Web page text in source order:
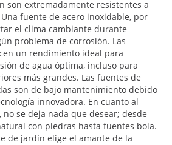
son extremadamente resistentes a
fuente de acero inoxidable, por
el clima cambiante durante
problema de corrosión. Las
un rendimiento ideal para
de agua óptima, incluso para
más grandes. Las fuentes de
son de bajo mantenimiento debido
innovadora. En cuanto al
se deja nada que desear; desde
con piedras hasta fuentes bola.
de jardín elige el amante de la